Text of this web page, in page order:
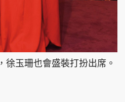
徐玉珊也會盛裝打扮出席。